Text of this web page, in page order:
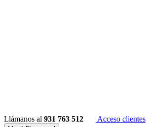
Llámanos al 931 763 512 Acceso clientes